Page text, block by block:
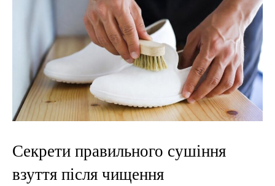
Секрети правильного сушіння
взуття після чищення